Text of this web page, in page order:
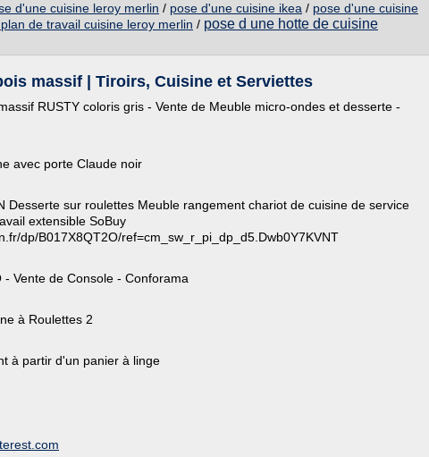
d'une cuisine leroy merlin / pose d'une cuisine ikea / pose d'une cuisine
de travail cuisine leroy merlin / pose d une hotte de cuisine
massif | Tiroirs, Cuisine et Serviettes
RUSTY coloris gris - Vente de Meuble micro-ondes et desserte -
avec porte Claude noir
Desserte sur roulettes Meuble rangement chariot de cuisine de service
extensible SoBuy
dp/B017X8QT2O/ref=cm_sw_r_pi_dp_d5.Dwb0Y7KVNT
- Vente de Console - Conforama
à Roulettes 2
à partir d'un panier à linge